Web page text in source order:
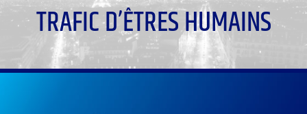
TRAFIC D’ÊTRES HUMAINS